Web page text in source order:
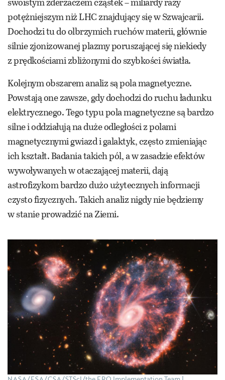
potężniejszym niż LHC znajdujący się w Szwajcarii.
Dochodzi tu do olbrzymich ruchów materii, głównie
silnie zjonizowanej plazmy poruszającej się niekiedy
z prędkościami zbliżonymi do szybkości światła.
Kolejnym obszarem analiz są pola magnetyczne.
Powstają one zawsze, gdy dochodzi do ruchu ładunku
elektrycznego. Tego typu pola magnetyczne są bardzo
silne i oddziałują na duże odległości z polami
magnetycznymi gwiazd i galaktyk, często zmieniając
ich kształt. Badania takich pól, a w zasadzie efektów
wywoływanych w otaczającej materii, dają
astrofizykom bardzo dużo użytecznych informacji
czysto fizycznych. Takich analiz nigdy nie będziemy
w stanie prowadzić na Ziemi.